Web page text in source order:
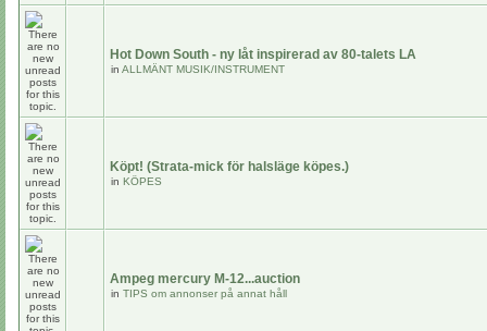
Hot Down South - ny låt inspirerad av 80-talets LA
in ALLMÄNT MUSIK/INSTRUMENT
Köpt! (Strata-mick för halsläge köpes.)
in KÖPES
Ampeg mercury M-12...auction
in TIPS om annonser på annat håll